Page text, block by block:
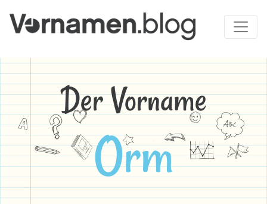
Der Vorname
Orm